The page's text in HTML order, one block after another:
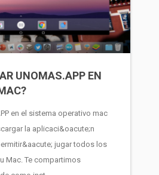
UNOMAS.APP EN
en el sistema operativo mac
la aplicaci&oacute;n
jugar todos los
Mac. Te compartimos